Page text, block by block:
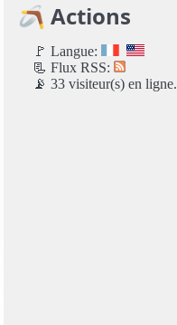
🪃 Actions
🚩 Langue:
📃 Flux RSS:
📡 33 visiteur(s) en ligne.